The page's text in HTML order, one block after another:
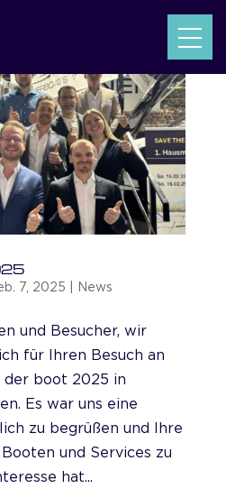
7, 2025 News
und Besucher, wir
für Ihren Besuch an
der boot 2025 in
Es war uns eine
zu begrüßen und Ihre
und Services zu
hat...